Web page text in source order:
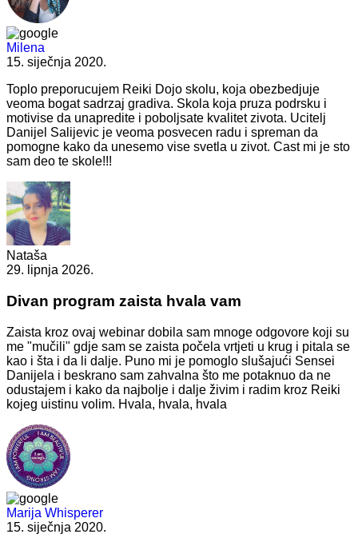
Milena
15. siječnja 2020.
Toplo preporucujem Reiki Dojo skolu, koja obezbedjuje
veoma bogat sadrzaj gradiva. Skola koja pruza podrsku i
motivise da unapredite i poboljsate kvalitet zivota. Ucitelj
Danijel Salijevic je veoma posvecen radu i spreman da
pomogne kako da unesemo vise svetla u zivot. Cast mi je sto
sam deo te skole!!!
Nataša
29. lipnja 2026.
Divan program zaista hvala vam
Zaista kroz ovaj webinar dobila sam mnoge odgovore koji su
me "mučili" gdje sam se zaista počela vrtjeti u krug i pitala se
kao i šta i da li dalje. Puno mi je pomoglo slušajući Sensei
Danijela i beskrano sam zahvalna što me potaknuo da ne
odustajem i kako da najbolje i dalje živim i radim kroz Reiki
kojeg uistinu volim. Hvala, hvala, hvala
Marija Whisperer
15. siječnja 2020.